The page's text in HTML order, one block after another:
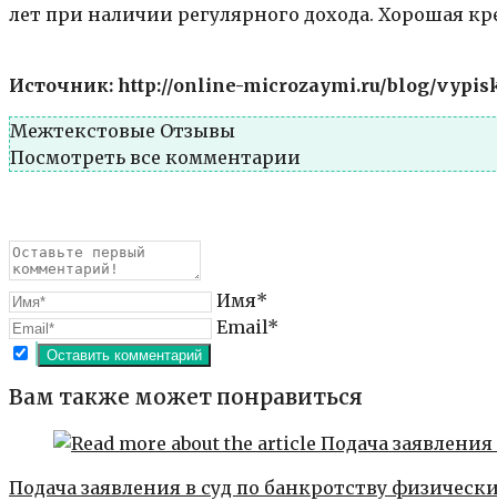
лет при наличии регулярного дохода. Хорошая
Источник: http://online-microzaymi.ru/blog/
Межтекстовые Отзывы
Посмотреть все комментарии
Имя*
Email*
Вам также может понравиться
Подача заявления в суд по банкротству